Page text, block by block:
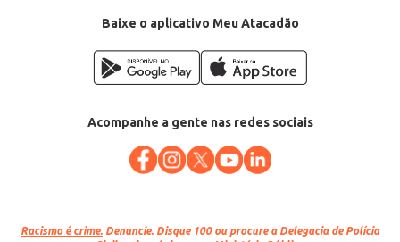
Baixe o aplicativo Meu Atacadão
Acompanhe a gente nas redes sociais
Racismo é crime. Denuncie. Disque 100 ou procure a Delegacia de Polícia